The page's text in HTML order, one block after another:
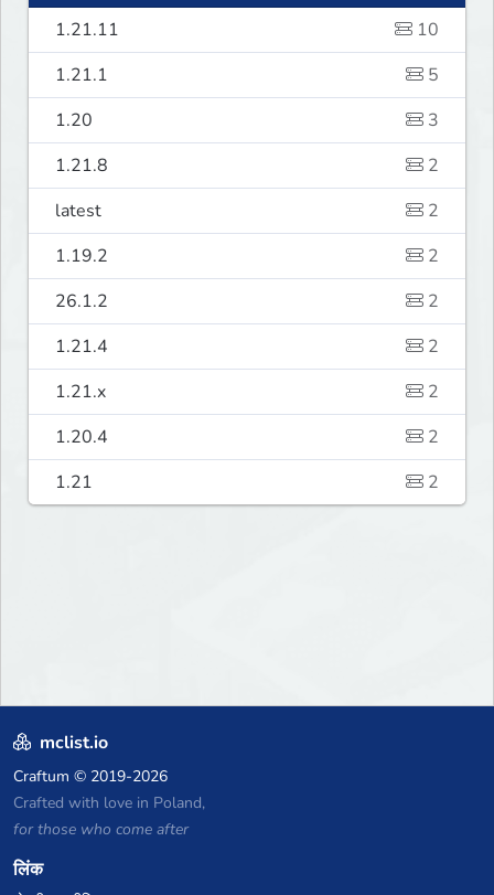
1.21.11
10
1.21.1
5
1.20
3
1.21.8
2
latest
2
1.19.2
2
26.1.2
2
1.21.4
2
1.21.x
2
1.20.4
2
1.21
2
mclist.io
Craftum © 2019-2026
Crafted with love in Poland,
for those who come after
लिंक